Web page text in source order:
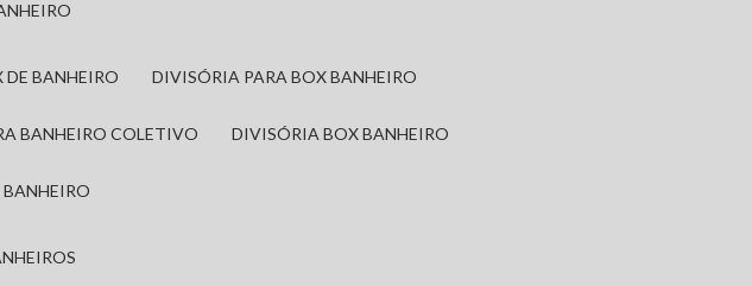
DE BANHEIRO DIVISÓRIA PARA BOX BANHEIRO
BANHEIRO COLETIVO DIVISÓRIA BOX BANHEIRO
BANHEIRO